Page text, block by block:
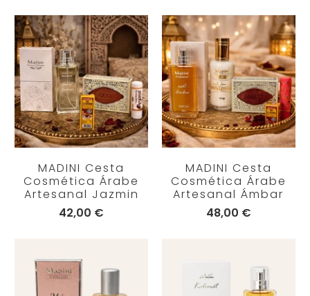
MADINI Cesta
Cosmética Árabe
Artesanal Jazmin
42,00 €
MADINI Cesta
Cosmética Árabe
Artesanal Ámbar
48,00 €